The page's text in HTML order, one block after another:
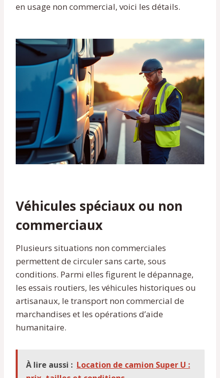
en usage non commercial, voici les détails.
Véhicules spéciaux ou non
commerciaux
Plusieurs situations non commerciales
permettent de circuler sans carte, sous
conditions. Parmi elles figurent le dépannage,
les essais routiers, les véhicules historiques ou
artisanaux, le transport non commercial de
marchandises et les opérations d’aide
humanitaire.
À lire aussi : Location de camion Super U :